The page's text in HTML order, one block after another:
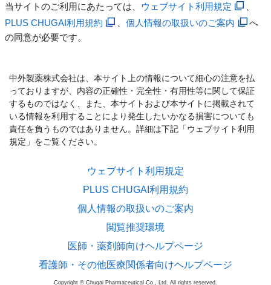
当サイトのご利用にあたっては、 ウェブサイト利用規定
PLUS CHUGAI利用規約
、個人情報の取扱いのご案内
へ
の同意が必要です。
中外製薬株式会社は、本サイト上の情報について細心の注意を払
っておりますが、内容の正確性・完全性・有用性等に関して保証
するものではなく、また、本サイトおよび本サイトに掲載されて
いる情報を利用することにより発生したいかなる損害についても
責任を負うものではありません。詳細は下記「ウェブサイト利用
規定」をご覧ください。
ウェブサイト利用規定
PLUS CHUGAI利用規約
個人情報の取扱いのご案内
閲覧推奨環境
医師・薬剤師向けヘルプページ
看護師・その他医療関係者向けヘルプページ
Copyright © Chugai Pharmaceutical Co., Ltd. All rights reserved.